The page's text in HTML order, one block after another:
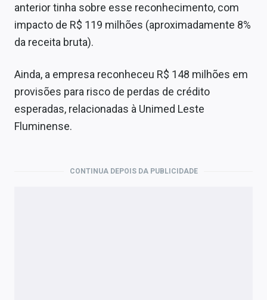
anterior tinha sobre esse reconhecimento, com
impacto de R$ 119 milhões (aproximadamente 8%
da receita bruta).
Ainda, a empresa reconheceu R$ 148 milhões em
provisões para risco de perdas de crédito
esperadas, relacionadas à Unimed Leste
Fluminense.
CONTINUA DEPOIS DA PUBLICIDADE